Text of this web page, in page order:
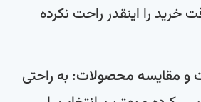
را اینقدر راحت نکرده
مقایسه محصولات: به راحتی